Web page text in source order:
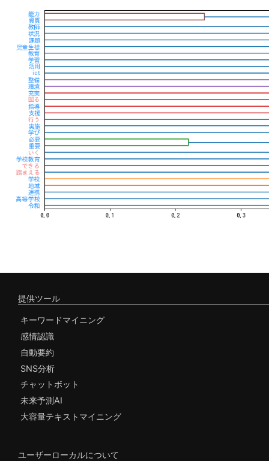
提供ツール
キーワードマイニング
感情認識
自動要約
SNS分析
チャットボット
未来予測AI
大容量テキストマイニング
ユーザーローカルについて